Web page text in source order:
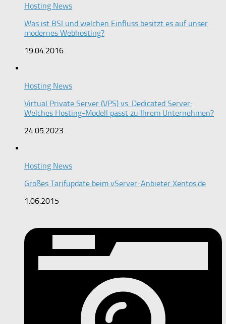
Hosting News
Was ist BSI und welchen Einfluss besitzt es auf unser
modernes Webhosting?
19.04.2016
Hosting News
Virtual Private Server (VPS) vs. Dedicated Server:
Welches Hosting-Modell passt zu Ihrem Unternehmen?
24.05.2023
Hosting News
Großes Tarifupdate beim vServer-Anbieter Xentos.de
1.06.2015